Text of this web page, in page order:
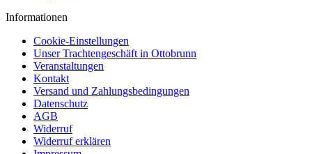
Informationen
Cookie-Einstellungen
Unser Trachtengeschäft in Ottobrunn
Veranstaltungen
Kontakt
Versand und Zahlungsbedingungen
Datenschutz
AGB
Widerruf
Widerruf erklären